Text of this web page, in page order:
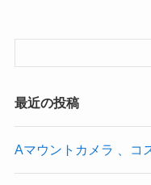
最近の投稿
Aマウントカメラ 、コ